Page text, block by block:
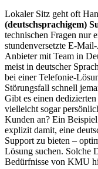
Lokaler Sitz geht oft
(deutschsprachigem)
technischen Fragen nur
stundenversetzte E-
Anbieter mit Team in
meist in deutscher
bei einer Telefonie-
Störungsfall schnell
Gibt es einen
vielleicht sogar
Kunden an? Ein
explizit damit, eine
Support zu bieten –
Lösung suchen. Solche
Bedürfnisse von KMU